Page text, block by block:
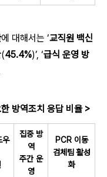
에 대해서는 ‘교직원 백신
(45.4%)’, ‘급식 운영 방
방역조치 응답 비율 >
우
집중 방
역
주간 운
영
PCR 이동
검체팀 활성
화